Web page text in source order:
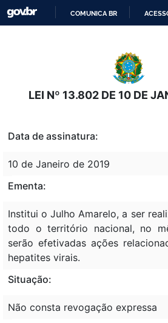
O
COMUNICA BR
LEI Nº 13.802 DE 10 DE
Data de assinatura:
10 de Janeiro de 2019
Ementa:
Institui o Julho Amarelo, a ser
todo o território nacional, no
serão efetivadas ações
hepatites virais.
Situação:
Não consta revogação expressa